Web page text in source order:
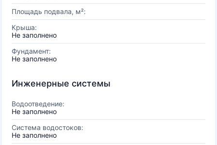
Площадь подвала, м²:
Крыша:
Не заполнено
Фундамент:
Не заполнено
Инженерные системы
Водоотведение:
Не заполнено
Система водостоков:
Не заполнено